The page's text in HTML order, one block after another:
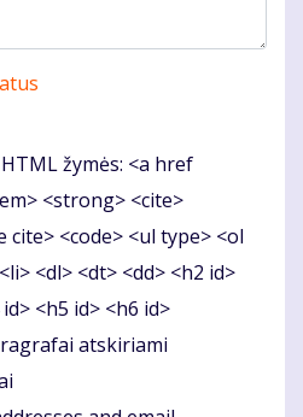
žymės: <a href
<strong> <cite>
cite> <code> <ul type> <ol
<dl> <dt> <dd> <h2 id>
<h5 id> <h6 id>
atskiriami